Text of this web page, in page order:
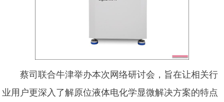
蔡司联合牛津举办本次网络研讨会，旨在让相关行
业用户更深入了解原位液体电化学显微解决方案的特点